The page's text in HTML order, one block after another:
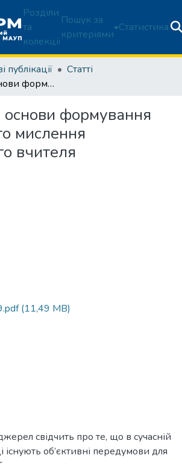
Розділи
та
колекції
Пошук за
критеріями
Статистика
публікації
Статті
Теоретичні основи формування креативного мислення майбутнього вчителя
основи формування
мислення
вчителя
(11,49 MB)
свідчить про те, що в сучасній
існують об’єктивні передумови для